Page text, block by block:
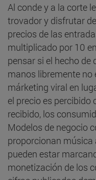
Al conde y a la corte
trovador y disfrutar
precios de las
multiplicado por 10
pensar si el hecho de
manos libremente no
márketing viral en
el precio es percibido
recibido, los
Modelos de negocio
proporcionan música
pueden estar
monetización de los